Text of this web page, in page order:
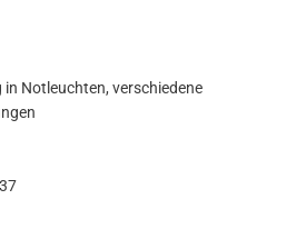
Notleuchten, verschiedene